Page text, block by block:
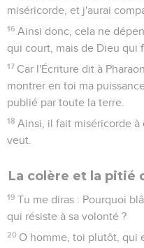
miséricorde, et j'aurai
16 Ainsi donc, cela ne
qui court, mais de Dieu qui
17 Car l'Écriture dit à
montrer en toi ma
publié par toute la terre.
18 Ainsi, il fait miséricorde
veut.
La colère et la pitié
19 Tu me diras : Pourquoi
qui résiste à sa volonté ?
20 O homme, toi plutôt, qui